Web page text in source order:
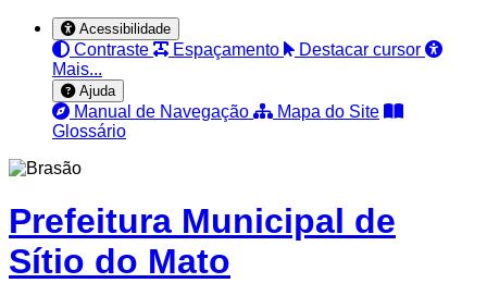
Acessibilidade
Contraste Espaçamento
Destacar cursor
Mais...
Ajuda
Manual de Navegação
Mapa do Site
Glossário
Prefeitura Municipal de
Sítio do Mato